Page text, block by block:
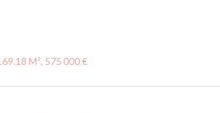
M², 575 000 €